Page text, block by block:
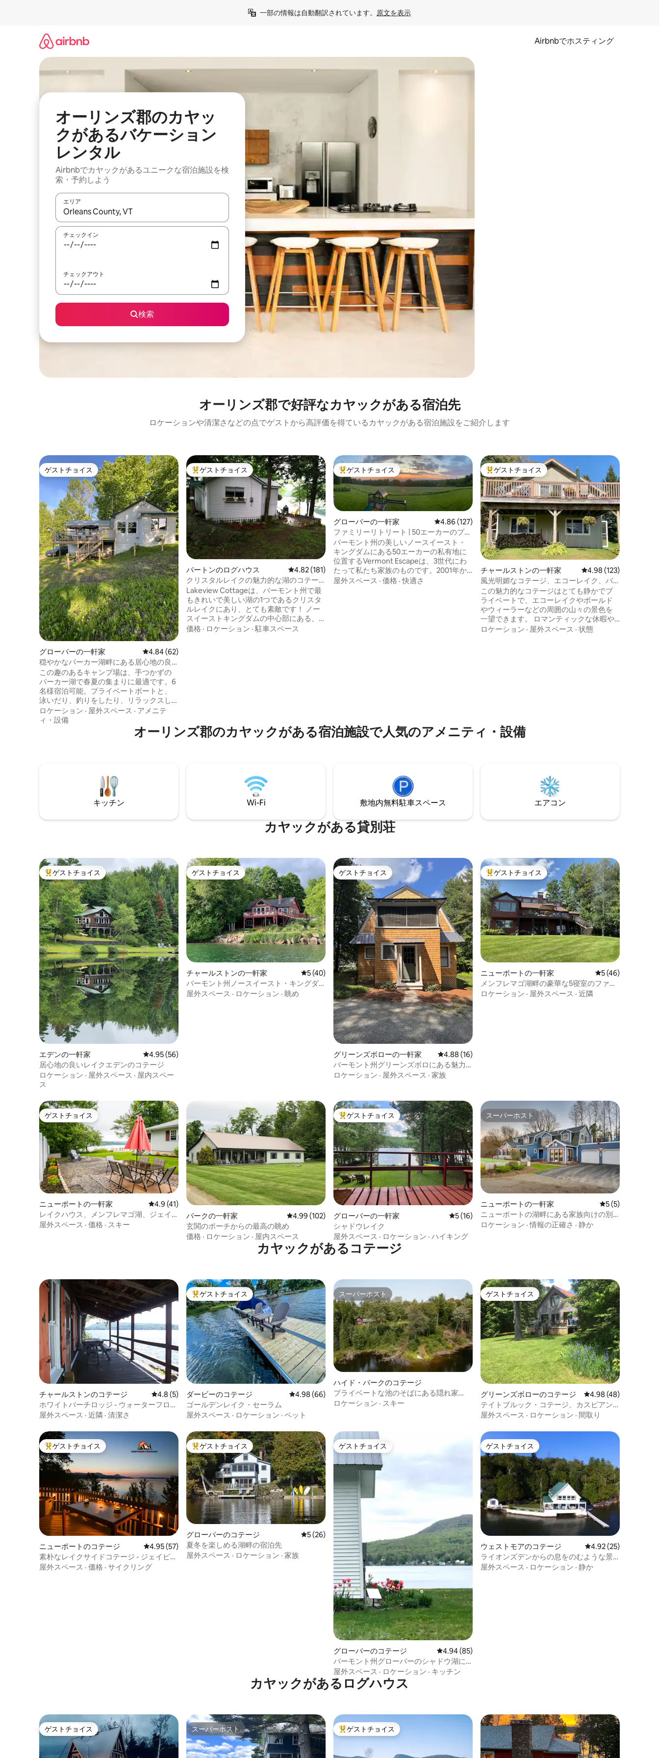
一部の情報は自動翻訳されています。 原文を表示
Airbnbでホスティング
オーリンズ郡のカヤッ
クがあるバケーション
レンタル
Airbnbでカヤックがあるユニークな宿泊施設を検
索・予約しよう
エリア
検索結果が表示されたら、上下の矢印キーを使って移動するか、画面をタッチまたはスワイプして検索結果を確認することができます。
チェックイン
チェックアウト
検索
オーリンズ郡で好評なカヤックがある宿泊先
ロケーションや清潔さなどの点でゲストから高評価を得ているカヤックがある宿泊施設をご紹介します
ゲストチョイス
ゲストチョイス
グローバーの一軒家 レビュー62件、5つ星中4.84つ星の平均評価
4.84 (62)
穏やかなパーカー湖畔にある居心地の良
いウォーターフロントの隠れ家。
この趣のあるキャンプ場は、手つかずの
パーカー湖で春夏の集まりに最適です。6
名様宿泊可能。プライベートボートと、
泳いだり、釣りをしたり、リラックスし
たりできるビーチエリアがあります。カ
ヤックが2艘あり、ご利用いただけます。
日の出や日没を楽しめる、プライベート
デッキからの一望。キャンプ場はユニー
を見渡せる広々とした居心地の良いリビ
ングルーム、新しいキッチン。Rt. 91の近
く。 有名なパーカーパイピザまで3分！
ロケーション · 屋外スペース · アメニテ
ィ・設備
大好評のゲストチョイスです。
ゲストチョイス
バートンのログハウス レビュー181件、5つ星中4.82つ星の平均評価
4.82 (181)
クリスタルレイクの魅力的な湖のコテー
ジ！ボート！ R&R！
Lakeview Cottageは、バーモント州で最
もきれいで美しい湖の1つであるクリスタ
ルレイクにあり、とても素敵です！ ノー
スイーストキングダムの中心部にある、
魅力的な町バートンにあります。 屋外の
価格 · ロケーション ·駐車スペース
大好評のゲストチョイスです。
ゲストチョイス
グローバーの一軒家 レビュー127件、5つ星中4.86つ星の平均評価
4.86 (127)
ファミリーリトリート | 50エーカーのプラ
イベート空間 | 山の景色
バーモント州の美しいノースイースト・
キングダムにある50エーカーの私有地に
位置するVermont Escapeは、3世代にわ
たって私たち家族のものです。2001年か
ら、忙しい生活から離れた静かな隠れ家
屋外スペース · 価格 ·快適さ
大好評のゲストチョイスです。
ゲストチョイス
チャールストンの一軒家 レビュー123件、5つ
4.98 (123)
風光明媚なコテージ、エコーレイク、バ
ーモント州チャールストン！
この魅力的なコテージはとても静かでプ
ライベートで、エコーレイクやボールド
やウィーラーなどの周囲の山々の景色を
一望できます。 ロマンティックな休暇や
小さな家族旅行にぴったりです。 この冬
ロケーション · 屋外スペース · 状態
オーリンズ郡のカヤックがある宿泊施設で人気のアメニティ・設備
キッチン Wi-Fi 敷地内無料駐⁠車ス⁠ペ⁠ー⁠ス エアコン
カヤックがある貸別荘
大好評のゲストチョイスです。
ゲストチョイス
エデンの一軒家 レビュー56件、5つ星中4.95つ星の平均評価
4.95 (56)
居心地の良いレイクエデンのコテージ
ロケーション · 屋外スペース · 屋内スペー
ス
ゲストチョイス
ゲストチョイス
チャールストンの一軒家 レビュー40件、5つ星中5つ星の平均評価
5 (40)
バーモント州ノースイースト・キングダ
ムにある湖の近くの素晴らしい一軒家
屋外スペース · ロケーション · 眺め
ゲストチョイス
ゲストチョイス
グリーンズボローの一軒家 レビュー16件、5つ星中4.88つ星の平均評価
4.88 (16)
バーモント州グリーンズボロにある魅力
的なカスピ海キャンプ
ロケーション · 屋外スペース · 家族
大好評のゲストチョイスです。
ゲストチョイス
ニューポートの一軒家 レビュー46件、5
5 (46)
メンフレマゴ湖畔の豪華な5寝室のファミ
リーホーム
ロケーション · 屋外スペース · 近隣
ゲストチョイス
ゲストチョイス
ニューポートの一軒家 レビュー41件、5つ星中4.9つ星の平均評価
4.9 (41)
レイクハウス、メンフレマゴ湖、ジェイ
ピーク、プライベート
屋外スペース · 価格 · スキー
バークの一軒家 レビュー102件、5つ星中4.99つ星の平均評価
4.99 (102)
玄関のポーチからの最高の眺め
価格 · ロケーション · 屋内スペース
大好評のゲストチョイスです。
ゲストチョイス
グローバーの一軒家 レビュー16件、5つ星中5つ星の平均評価
5 (16)
シャドウレイク
屋外スペース · ロケーション · ハイキング
スーパーホスト
スーパーホスト
ニューポートの一軒家 レビュー5件、5
5 (5)
ニューポートの湖畔にある家族向けの別
荘（ドック付き）！
ロケーション ·情報の正確さ · 静か
カヤックがあるコテージ
チャールストンのコテージ レビュー5件、5つ星中4.8つ星の平均評価
4.8 (5)
ホワイトバーチロッジ - ウォーターフロン
トコテージ
屋外スペース · 近隣 · 清潔さ
大好評のゲストチョイスです。
ゲストチョイス
ダービーのコテージ レビュー66件、5つ星中4.98つ星の平均評価
4.98 (66)
ゴールデンレイク・セーラム
屋外スペース · ロケーション · ペット
スーパーホスト
スーパーホスト
ハイド・パークのコテージ
プライベートな池のそばにある隠れ家
「Clear Pond Cottage」
ロケーション · スキー
ゲストチョイス
ゲストチョイス
グリーンズボローのコテージ レビュー48件、5つ星
4.98 (48)
テイトブルック・コテージ、カスピアン
湖、グリーンズボロ、バーモント州
屋外スペース · ロケーション · 間取り
大好評のゲストチョイスです。
ゲストチョイス
ニューポートのコテージ レビュー57件、5つ星中4.95つ星の平均評価
4.95 (57)
素朴なレイクサイドコテージ - ジェイピー
クスキー場まで30分
屋外スペース · 価格 · サイクリング
大好評のゲストチョイスです。
ゲストチョイス
グローバーのコテージ レビュー26件、5つ星中5つ星の平均評価
5 (26)
夏冬を楽しめる湖畔の宿泊先
屋外スペース · ロケーション · 家族
ゲストチョイス
ゲストチョイス
グローバーのコテージ レビュー85件、5つ星中4.94つ星の平均評価
4.94 (85)
バーモント州グローバーのシャドウ湖に
あるリラックスできるコテージ
屋外スペース · ロケーション · キッチン
ゲストチョイス
ゲストチョイス
ウェストモアのコテージ レビュー25件、5つ
4.92 (25)
ライオンズデンからの息をのむような景
色
屋外スペース · ロケーション · 静か
カヤックがあるログハウス
ゲストチョイス
ゲストチョイス スーパーホスト
スーパーホスト 大好評のゲストチョイスです。
ゲストチョイス